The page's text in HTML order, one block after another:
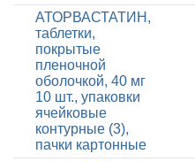
АТОРВАСТАТИН,
таблетки,
покрытые
пленочной
оболочкой, 40 мг
10 шт., упаковки
ячейковые
контурные (3),
пачки картонные